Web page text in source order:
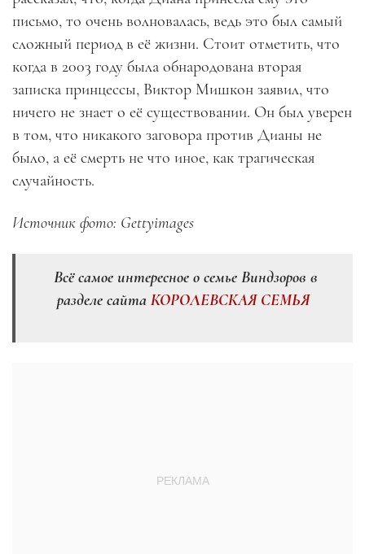
письмо, то очень волновалась, ведь это был самый
сложный период в её жизни. Стоит отметить, что
когда в 2003 году была обнародована вторая
записка принцессы, Виктор Мишкон заявил, что
ничего не знает о её существовании. Он был уверен
в том, что никакого заговора против Дианы не
было, а её смерть не что иное, как трагическая
случайность.
Источник фото: Gettyimages
Всё самое интересное о семье Виндзоров в
разделе сайта КОРОЛЕВСКАЯ СЕМЬЯ